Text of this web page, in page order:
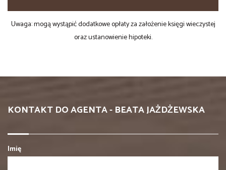
Uwaga: mogą wystąpić dodatkowe opłaty za założenie księgi wieczystej
oraz ustanowienie hipoteki.
KONTAKT DO AGENTA - BEATA JAŻDŻEWSKA
Imię